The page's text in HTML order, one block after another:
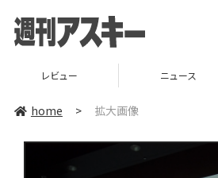
レビュー ニュース
home > 拡大画像